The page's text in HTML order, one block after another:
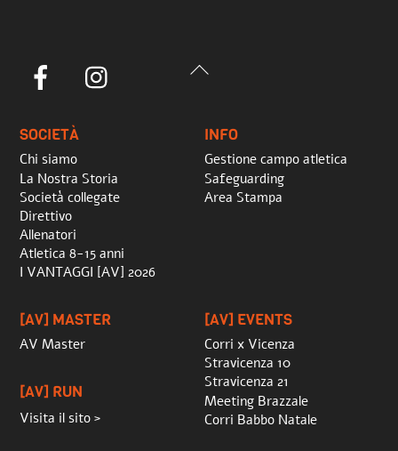
Back
Facebook
SOCIETÀ
Chi siamo
La Nostra Storia
Società collegate
Direttivo
Allenatori
Atletica 8-15 anni
I VANTAGGI [AV] 2026
INFO
Gestione campo atletica
Safeguarding
Area Stampa
[AV] MASTER
AV Master
[AV] RUN
Visita il sito >
[AV] EVENTS
Corri x Vicenza
Stravicenza 10
Stravicenza 21
Meeting Brazzale
Corri Babbo Natale